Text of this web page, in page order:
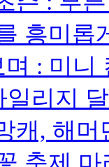
흥미롭
: 미니
일리지
캐, 해머